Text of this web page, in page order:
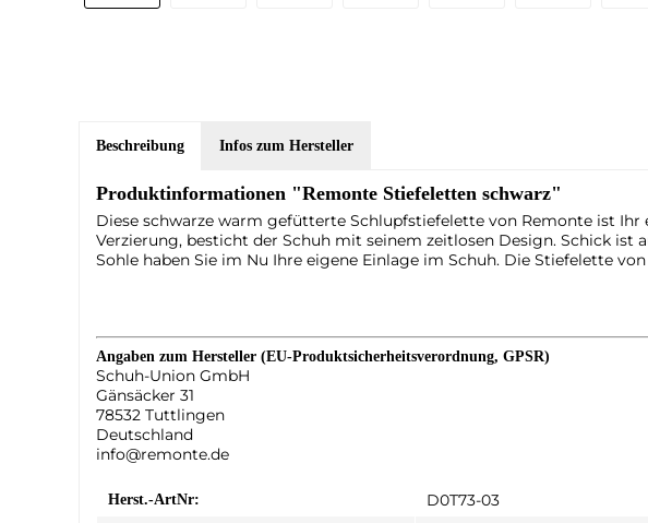
Beschreibung Infos zum Hersteller
Produktinformationen "Remonte Stiefeletten schwarz"
Diese schwarze warm gefütterte Schlupfstiefelette von Remonte ist
Verzierung, besticht der Schuh mit seinem zeitlosen Design. Schick ist
Sohle haben Sie im Nu Ihre eigene Einlage im Schuh. Die Stiefelette
Angaben zum Hersteller (EU-Produktsicherheitsverordnung, GPSR)
Schuh-Union GmbH
Gänsäcker 31
78532 Tuttlingen
Deutschland
info@remonte.de
Herst.-ArtNr: D0T73-03